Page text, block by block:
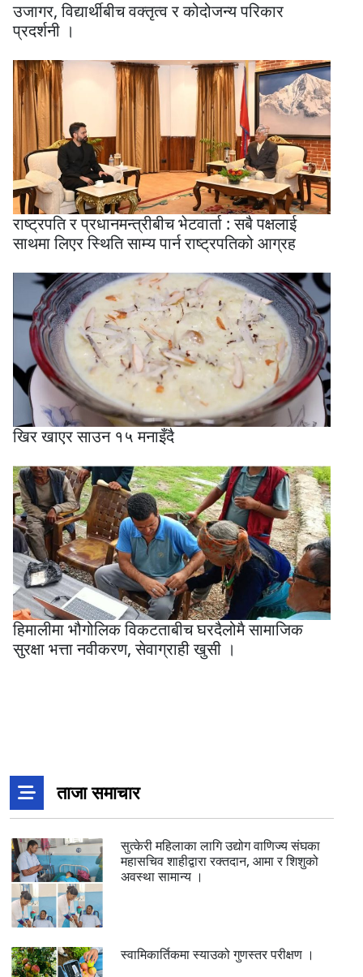
उजागर, विद्यार्थीबीच वक्तृत्व र कोदोजन्य परिकार
प्रदर्शनी ।
राष्ट्रपति र प्रधानमन्त्रीबीच भेटवार्ता : सबै पक्षलाई
साथमा लिएर स्थिति साम्य पार्न राष्ट्रपतिको आग्रह
खिर खाएर साउन १५ मनाइँदै
हिमालीमा भौगोलिक विकटताबीच घरदैलोमै सामाजिक
सुरक्षा भत्ता नवीकरण, सेवाग्राही खुसी ।
ताजा समाचार
सुत्केरी महिलाका लागि उद्योग वाणिज्य संघका
महासचिव शाहीद्वारा रक्तदान, आमा र शिशुको
अवस्था सामान्य ।
स्वामिकार्तिकमा स्याउको गुणस्तर परीक्षण ।